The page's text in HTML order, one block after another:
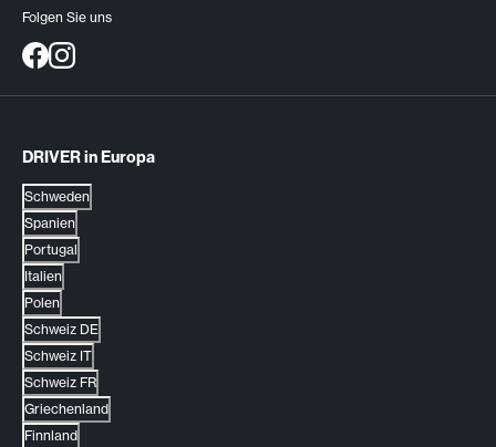
Folgen Sie uns
DRIVER in Europa
Schweden
Spanien
Portugal
Italien
Polen
Schweiz DE
Schweiz IT
Schweiz FR
Griechenland
Finnland